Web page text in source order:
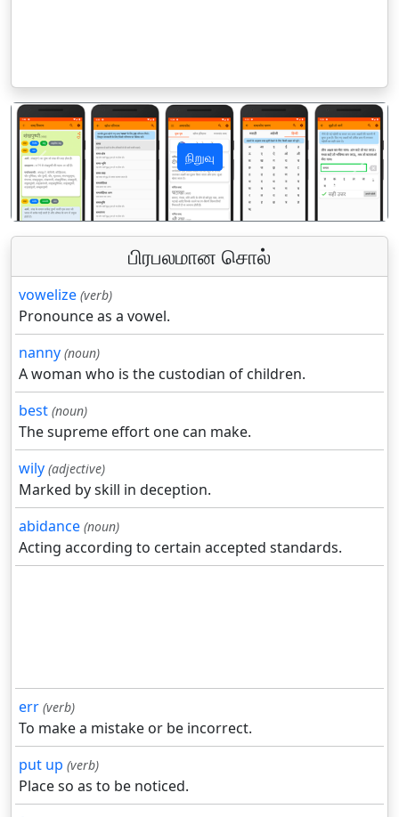
நிறுவு
पिछला अगला
பிரபலமான சொல்
vowelize (verb)
Pronounce as a vowel.
nanny (noun)
A woman who is the custodian of children.
best (noun)
The supreme effort one can make.
wily (adjective)
Marked by skill in deception.
abidance (noun)
Acting according to certain accepted standards.
err (verb)
To make a mistake or be incorrect.
put up (verb)
Place so as to be noticed.